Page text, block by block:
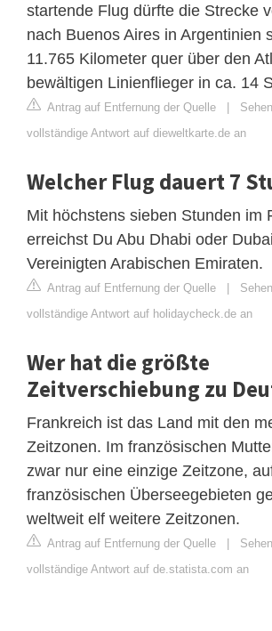
startende Flug dürfte die Strecke
nach Buenos Aires in Argentinien
11.765 Kilometer quer über den
bewältigen Linienflieger in ca. 14
Antrag auf Entfernung der Quelle |
vollständige Antwort auf dieweltkarte.de an
Welcher Flug dauert 7
Mit höchstens sieben Stunden im
erreichst Du Abu Dhabi oder
Vereinigten Arabischen Emiraten.
Antrag auf Entfernung der Quelle |
vollständige Antwort auf holidaycheck.de an
Wer hat die größte
Zeitverschiebung zu
Frankreich ist das Land mit den
Zeitzonen. Im französischen
zwar nur eine einzige Zeitzone,
französischen Überseegebieten
weltweit elf weitere Zeitzonen.
Antrag auf Entfernung der Quelle |
vollständige Antwort auf de.statista.com an